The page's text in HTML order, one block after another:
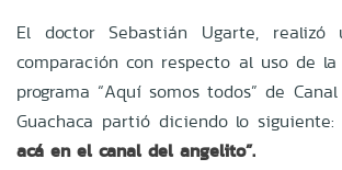
El doctor Sebastián Ugarte, realizó
comparación con respecto al uso de
programa “Aquí somos todos” de
Guachaca partió diciendo lo siguiente:
acá en el canal del angelito”.